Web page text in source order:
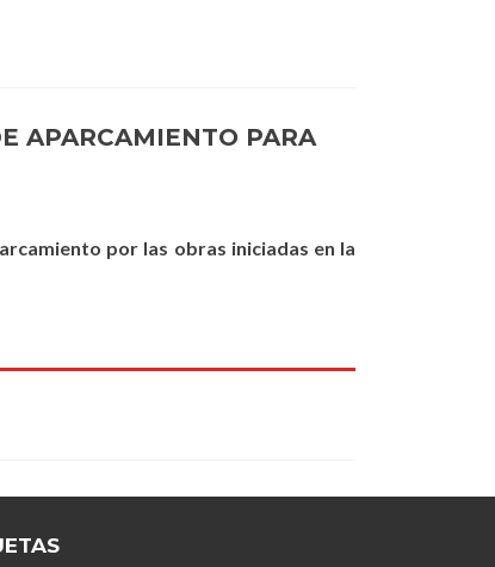
APARCAMIENTO PARA
por las obras iniciadas en la